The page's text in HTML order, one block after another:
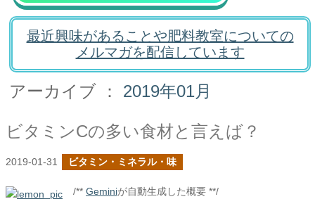
最近興味があることや肥料教室についての
メルマガを配信しています
アーカイブ ： 2019年01月
ビタミンCの多い食材と言えば？
2019-01-31 ビタミン・ミネラル・味
/** Geminiが自動生成した概要 **/